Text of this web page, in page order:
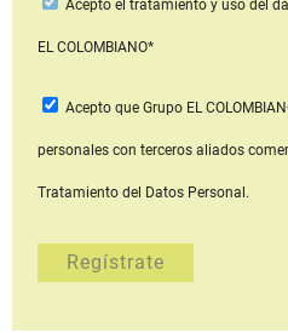
Acepto el tratamiento y uso del
EL COLOMBIANO*
Acepto que Grupo EL
personales con terceros aliados
Tratamiento del Datos Personal.